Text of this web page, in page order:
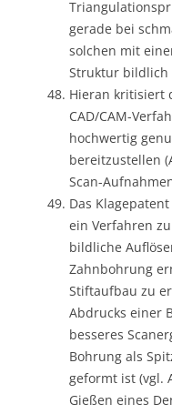
gerade bei
solchen mit
Struktur bildlich
Hieran kritisiert
CAD/CAM-
hochwertig
bereitzustellen
Scan-
Das
ein Verfahren
bildliche
Zahnbohrung
Stiftaufbau zu
Abdrucks einer
besseres
Bohrung als
geformt ist (vgl.
Gießen eines